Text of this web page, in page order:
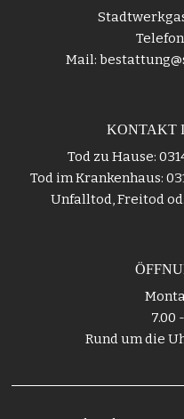
Mail:
KONTAKT
Tod zu Hause:
Tod im Krankenhaus:
Unfalltod, Freitod
7.00
Rund um die